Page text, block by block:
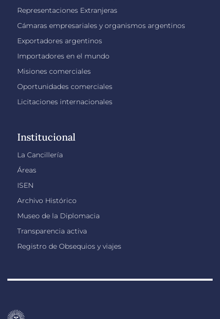
Representaciones Extranjeras
Cámaras empresariales y organismos argentinos
Exportadores argentinos
Importadores en el mundo
Misiones comerciales
Oportunidades comerciales
Licitaciones internacionales
Institucional
La Cancillería
Áreas
ISEN
Archivo Histórico
Museo de la Diplomacia
Transparencia activa
Registro de Obsequios y viajes